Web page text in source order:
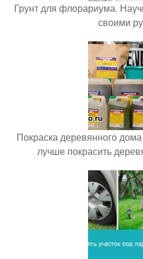
Грунт для флорариума.
своими
Покраска деревянного
лучше покрасить